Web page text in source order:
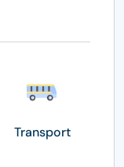
Transport